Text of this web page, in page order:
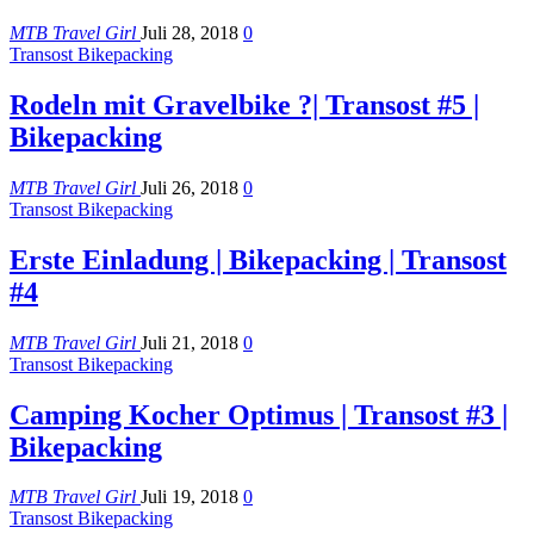
MTB Travel Girl Juli 28, 2018 0
Transost Bikepacking
Rodeln mit Gravelbike ?| Transost #5 |
Bikepacking
MTB Travel Girl Juli 26, 2018 0
Transost Bikepacking
Erste Einladung | Bikepacking | Transost
#4
MTB Travel Girl Juli 21, 2018 0
Transost Bikepacking
Camping Kocher Optimus | Transost #3 |
Bikepacking
MTB Travel Girl Juli 19, 2018 0
Transost Bikepacking